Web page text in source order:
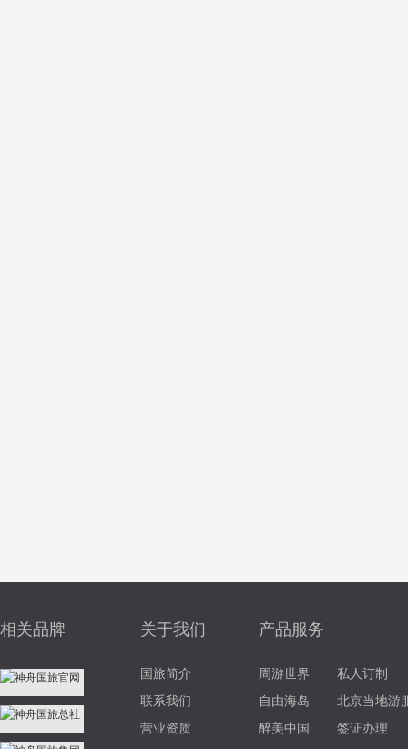
相关品牌 关于我们
国旅简介
联系我们
营业资质
产品服务
周游世界
私人订制
自由海岛
北京当地游
醉美中国
签证办理